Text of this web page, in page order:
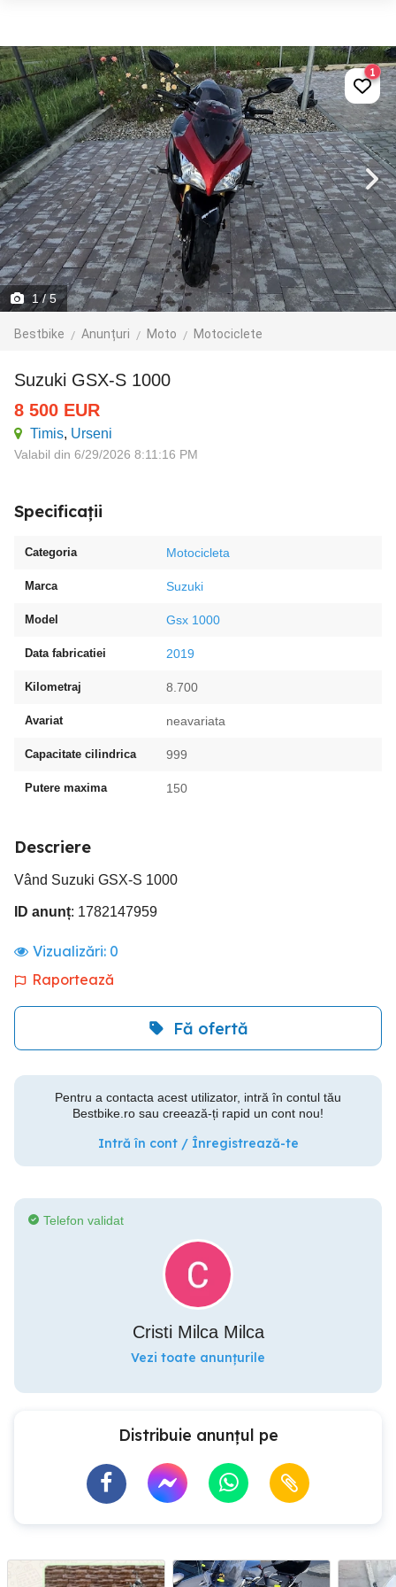
1/ 5
Bestbike Anunțuri Moto Motociclete
1
Suzuki GSX-S 1000
8 500 EUR
Timis, Urseni
Valabil din 6/29/2026 8:11:16 PM
Specificații
Categoria Motocicleta
Marca Suzuki
Model Gsx 1000
Data fabricatiei 2019
Kilometraj 8.700
Avariat neavariata
Capacitate cilindrica 999
Putere maxima 150
Descriere
Vând Suzuki GSX-S 1000
ID anunț: 1782147959
Vizualizări: 0
Raportează
Fă ofertă
Pentru a contacta acest utilizator, intră în contul tău
Bestbike.ro sau creează-ți rapid un cont nou!
Intră în cont / Înregistrează-te
Telefon validat
Cristi Milca Milca
Vezi toate anunțurile
Distribuie anunțul pe